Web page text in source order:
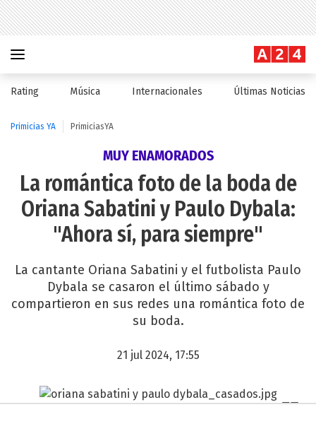
Rating Música Internacionales Últimas Noticias
Primicias YA PrimiciasYA
MUY ENAMORADOS
La romántica foto de la boda de
Oriana Sabatini y Paulo Dybala:
"Ahora sí, para siempre"
La cantante Oriana Sabatini y el futbolista Paulo
Dybala se casaron el último sábado y
compartieron en sus redes una romántica foto de
su boda.
21 jul 2024, 17:55